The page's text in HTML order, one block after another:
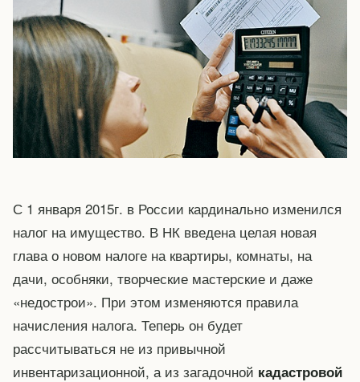
С 1 января 2015г. в России кардинально изменился
налог на имущество. В НК введена целая новая
глава о новом налоге на квартиры, комнаты, на
дачи, особняки, творческие мастерские и даже
«недострои». При этом изменяются правила
начисления налога. Теперь он будет
рассчитываться не из привычной
инвентаризационной, а из загадочной кадастровой